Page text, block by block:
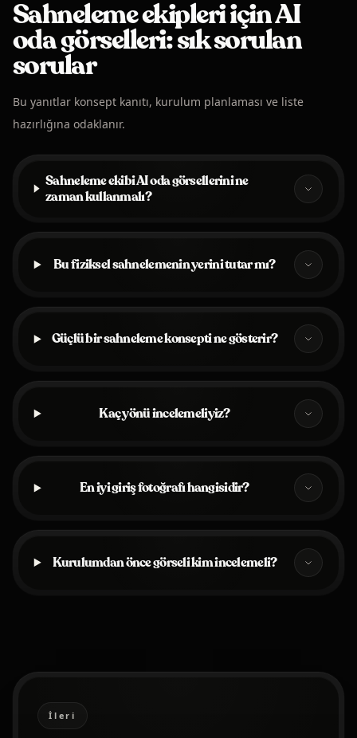
Sahneleme ekipleri için AI
oda görselleri: sık sorulan
sorular
Bu yanıtlar konsept kanıtı, kurulum planlaması ve liste
hazırlığına odaklanır.
Sahneleme ekibi AI oda görsellerini ne
zaman kullanmalı?
Bu fiziksel sahnelemenin yerini tutar mı?
Güçlü bir sahneleme konsepti ne gösterir?
Kaç yönü incelemeliyiz?
En iyi giriş fotoğrafı hangisidir?
Kurulumdan önce görseli kim incelemeli?
İleri